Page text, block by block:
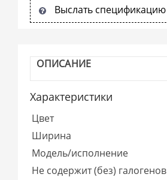
Выслать спецификацию
ОПИСАНИЕ
Характеристики
Цвет
Ширина
Модель/исполнение
Не содержит (без) галогенов